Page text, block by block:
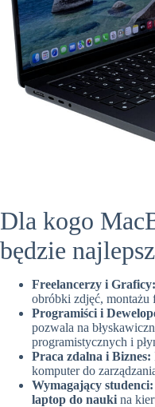
Dla kogo
będzie
Freelancerzy i Graficy:
obróbki zdjęć,
Programiści i
pozwala na
programistycznych i
Praca zdalna i Biznes:
komputer do
Wymagający studenci:
laptop do nauki na